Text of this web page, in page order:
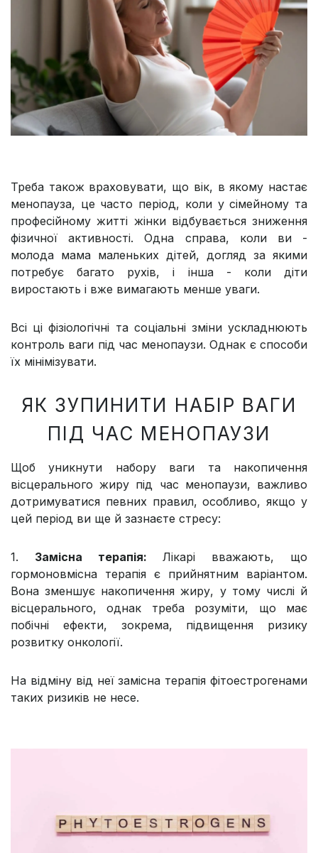
Треба також враховувати, що вік, в якому настає
менопауза, це часто період, коли у сімейному та
професійному житті жінки відбувається зниження
фізичної активності. Одна справа, коли ви -
молода мама маленьких дітей, догляд за якими
потребує багато рухів, і інша - коли діти
виростають і вже вимагають менше уваги.
Всі ці фізіологічні та соціальні зміни ускладнюють
контроль ваги під час менопаузи. Однак є способи
їх мінімізувати.
ЯК ЗУПИНИТИ НАБІР ВАГИ
ПІД ЧАС МЕНОПАУЗИ
Щоб уникнути набору ваги та накопичення
вісцерального жиру під час менопаузи, важливо
дотримуватися певних правил, особливо, якщо у
цей період ви ще й зазнаєте стресу:
1. Замісна терапія: Лікарі вважають, що
гормоновмісна терапія є прийнятним варіантом.
Вона зменшує накопичення жиру, у тому числі й
вісцерального, однак треба розуміти, що має
побічні ефекти, зокрема, підвищення ризику
розвитку онкології.
На відміну від неї замісна терапія фітоестрогенами
таких ризиків не несе.